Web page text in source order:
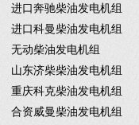
进口奔驰柴油发电机组
进口科曼柴油发电机组
无动柴油发电机组
山东济柴柴油发电机组
重庆科克柴油发电机组
合资威曼柴油发电机组